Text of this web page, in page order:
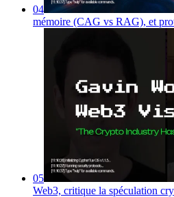
04
mémoire (CAG vs RAG), et
05
Web3, critique la spéculation